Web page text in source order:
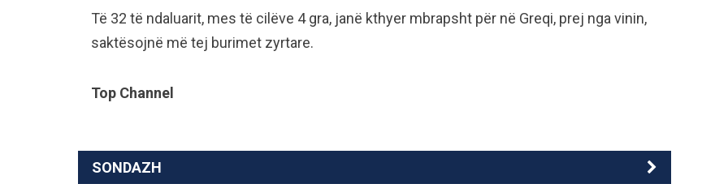
Të 32 të ndaluarit, mes të cilëve 4 gra, janë kthyer mbrapsht për në Greqi, prej nga vinin,
saktësojnë më tej burimet zyrtare.
Top Channel
SONDAZH